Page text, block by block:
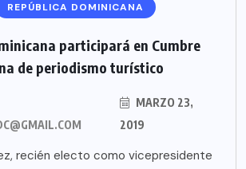
REPÚBLICA DOMINICANA
participará en Cumbre
de periodismo turístico
MARZO 23,
2019
recién electo como vicepresidente